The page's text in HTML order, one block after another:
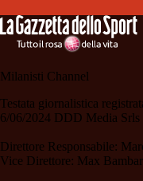
Milanisti Channel
Testata giornalistica
6/06/2024 DDD Media Srls
Direttore Responsabile:
Vice Direttore: Max